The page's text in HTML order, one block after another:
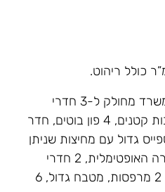
המשרד מחולק ל-3 חדרי
ישיבות גדולים, 4 חדרי ישיבות קטנים, 4 פון בוטים, חדר
גדול עם מחיצות שניתן
להזיז ולחלק את החלל בצורה האופטימלית, 2 חדרי
לאונג’\חדרי ישיבות קטנים, 2 מרפסות, מטבח גדול, 6